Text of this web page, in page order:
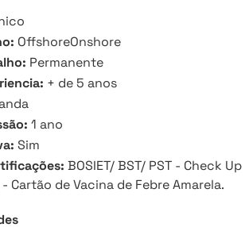
OffshoreOnshore
Permanente
+ de 5 anos
1 ano
Sim
BOSIET/ BST/ PST - Check Up
Cartão de Vacina de Febre Amarela.